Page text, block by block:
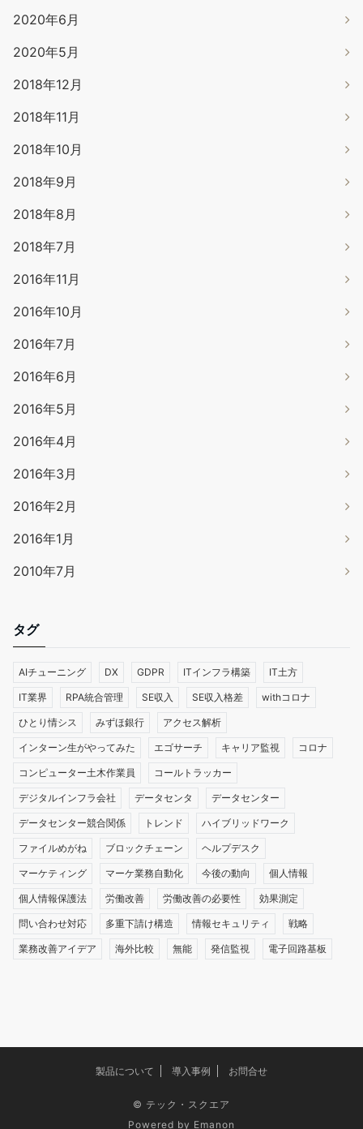
2020年6月
2020年5月
2018年12月
2018年11月
2018年10月
2018年9月
2018年8月
2018年7月
2016年11月
2016年10月
2016年7月
2016年6月
2016年5月
2016年4月
2016年3月
2016年2月
2016年1月
2010年7月
タグ
AIチューニング DX GDPR ITインフラ構築 IT土方
IT業界 RPA統合管理 SE収入 SE収入格差 withコロナ
ひとり情シス みずほ銀行 アクセス解析
インターン生がやってみた エゴサーチ キャリア監視 コロナ
コンピューター土木作業員 コールトラッカー
デジタルインフラ会社 データセンタ データセンター
データセンター競合関係 トレンド ハイブリッドワーク
ファイルめがね ブロックチェーン ヘルプデスク
マーケティング マーケ業務自動化 今後の動向 個人情報
個人情報保護法 労働改善 労働改善の必要性 効果測定
問い合わせ対応 多重下請け構造 情報セキュリティ 戦略
業務改善アイデア 海外比較 無能 発信監視 電子回路基板
製品について 導入事例 お問合せ
© テック・スクエア
Powered by Emanon